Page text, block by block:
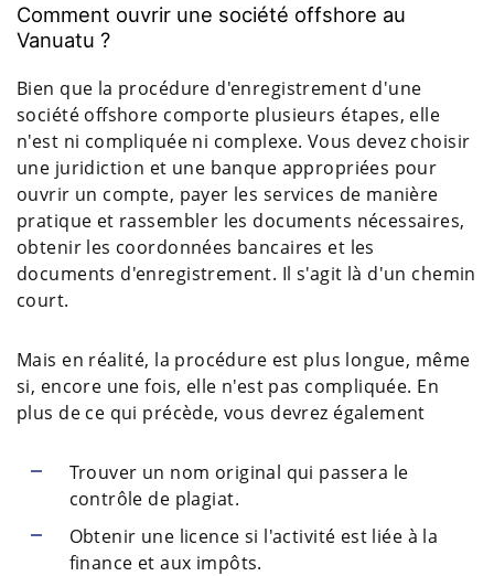
Comment ouvrir une société offshore au
Vanuatu ?
Bien que la procédure d'enregistrement d'une
société offshore comporte plusieurs étapes, elle
n'est ni compliquée ni complexe. Vous devez choisir
une juridiction et une banque appropriées pour
ouvrir un compte, payer les services de manière
pratique et rassembler les documents nécessaires,
obtenir les coordonnées bancaires et les
documents d'enregistrement. Il s'agit là d'un chemin
court.
Mais en réalité, la procédure est plus longue, même
si, encore une fois, elle n'est pas compliquée. En
plus de ce qui précède, vous devrez également
Trouver un nom original qui passera le
contrôle de plagiat.
Obtenir une licence si l'activité est liée à la
finance et aux impôts.